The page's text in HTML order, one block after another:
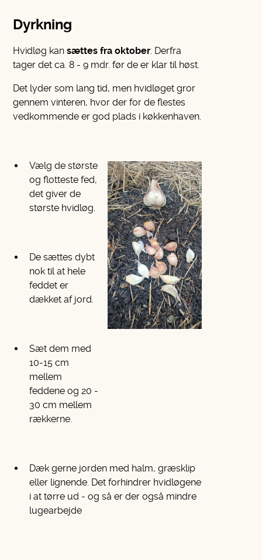
Dyrkning
Hvidløg kansættes fra oktober. Derfra
tager det ca. 8 - 9 mdr. før de er klar til høst.
Det lyder som lang tid, men hvidløget gror
gennem vinteren, hvor der for de flestes
vedkommende er god plads i køkkenhaven.
Vælg de største
og flotteste fed,
det giver de
største hvidløg.
De sættes dybt
nok til at hele
feddet er
dækket af jord.
Sæt dem med
10-15 cm
mellem
feddene og 20 -
30 cm mellem
rækkerne.
Dæk gerne jorden med halm, græsklip
eller lignende. Det forhindrer hvidløgene
i at tørre ud - og så er der også mindre
lugearbejde